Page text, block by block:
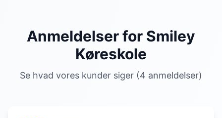
Anmeldelser for Smiley
Køreskole
Se hvad vores kunder siger (4 anmeldelser)